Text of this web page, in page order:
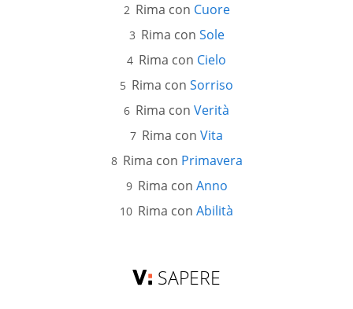
Rima con Cuore
Rima con Sole
Rima con Cielo
Rima con Sorriso
Rima con Verità
Rima con Vita
Rima con Primavera
Rima con Anno
Rima con Abilità
SAPERE